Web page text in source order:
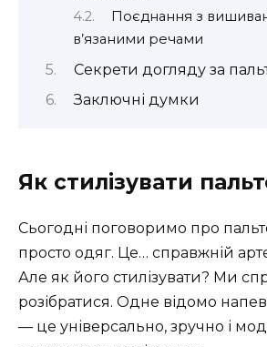
Поєднання з
в’язаними речами
Секрети догляду за
Заключні думки
Як стилізувати
Сьогодні поговоримо про
просто одяг. Це… справжній
Але як його стилізувати? Ми
розібратися. Одне відомо
— це універсально, зручно і